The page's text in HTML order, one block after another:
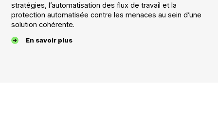
stratégies, l’automatisation des flux de travail et la
protection automatisée contre les menaces au sein d’une
solution cohérente.
En savoir plus